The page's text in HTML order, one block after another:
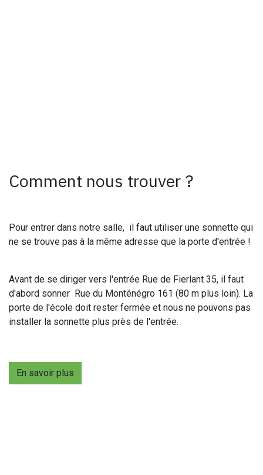
Comment nous trouver ?
Pour entrer dans notre salle, il faut utiliser une sonnette qui
ne se trouve pas à la même adresse que la porte d'entrée !
Avant de se diriger vers l'entrée Rue de Fierlant 35, il faut
d'abord sonner Rue du Monténégro 161 (80 m plus loin). La
porte de l'école doit rester fermée et nous ne pouvons pas
installer la sonnette plus près de l'entrée.
En savoir plus